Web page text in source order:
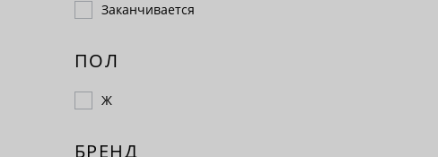
Заканчивается
ПОЛ
Ж
БРЕНД